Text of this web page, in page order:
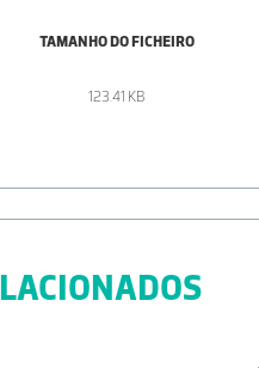
TAMANHO DO FICHEIRO
123.41 KB